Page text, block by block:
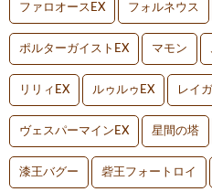
ファロオースEX フォルネウス
ポルターガイストEX マモン
リリィEX ルゥルゥEX レイ
ヴェスパーマインEX 星間の塔
漆王バグー 砦王フォートロイ